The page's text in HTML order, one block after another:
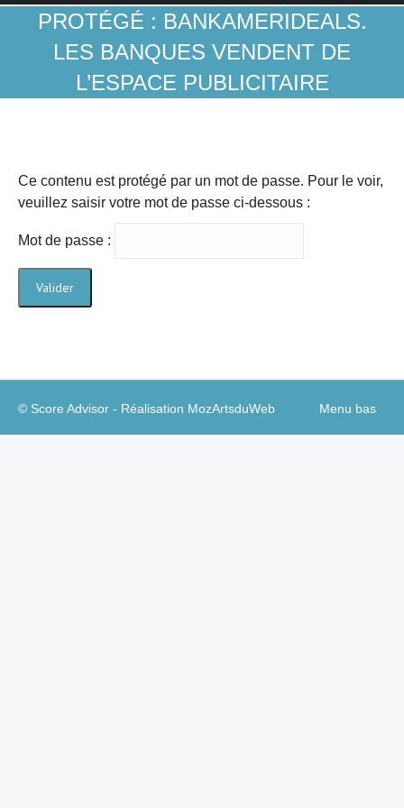
PROTÉGÉ : BANKAMERIDEALS.
LES BANQUES VENDENT DE
L’ESPACE PUBLICITAIRE
Ce contenu est protégé par un mot de passe. Pour le voir,
veuillez saisir votre mot de passe ci-dessous :
Mot de passe :
© Score Advisor - Réalisation MozArtsduWeb Menu bas